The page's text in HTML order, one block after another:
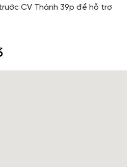
CV Thành 39p để hỗ trợ